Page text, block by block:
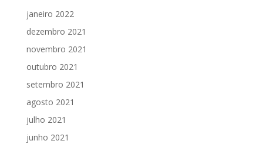
janeiro 2022
dezembro 2021
novembro 2021
outubro 2021
setembro 2021
agosto 2021
julho 2021
junho 2021